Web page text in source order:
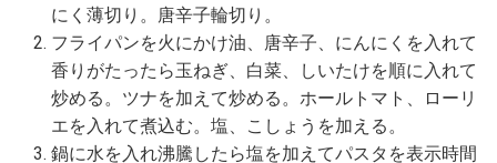
にく薄切り。唐辛子輪切り。
フライパンを火にかけ油、唐辛子、にんにくを入れて
香りがたったら玉ねぎ、白菜、しいたけを順に入れて
炒める。ツナを加えて炒める。ホールトマト、ローリ
エを入れて煮込む。塩、こしょうを加える。
鍋に水を入れ沸騰したら塩を加えてパスタを表示時間